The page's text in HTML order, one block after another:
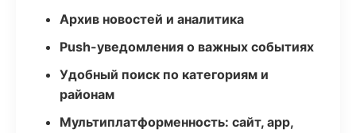
Архив новостей и аналитика
Push-уведомления о важных событиях
Удобный поиск по категориям и
районам
Мультиплатформенность: сайт, app,